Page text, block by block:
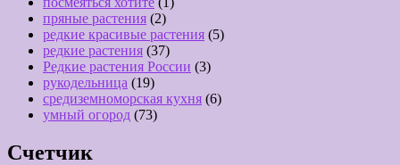
пряные растения (2)
редкие красивые растения (5)
редкие растения (37)
Редкие растения России (3)
рукодельница (19)
средиземноморская кухня (6)
умный огород (73)
Счетчик